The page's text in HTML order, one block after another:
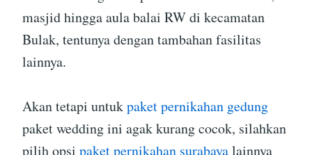
masjid hingga aula balai RW di kecamatan
Bulak, tentunya dengan tambahan fasilitas
lainnya.
Akan tetapi untukpaket pernikahan gedung
paket wedding ini agak kurang cocok, silahkan
pilih opsi paket pernikahan surabayalainnya